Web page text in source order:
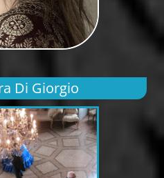
Di Giorgio